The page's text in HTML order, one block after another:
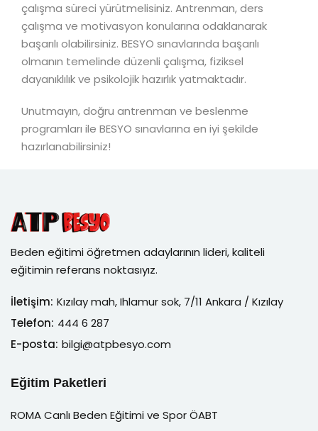
çalışma süreci yürütmelisiniz. Antrenman, ders
çalışma ve motivasyon konularına odaklanarak
başarılı olabilirsiniz. BESYO sınavlarında başarılı
olmanın temelinde düzenli çalışma, fiziksel
dayanıklılık ve psikolojik hazırlık yatmaktadır.
Unutmayın, doğru antrenman ve beslenme
programları ile BESYO sınavlarına en iyi şekilde
hazırlanabilirsiniz!
Beden eğitimi öğretmen adaylarının lideri, kaliteli
eğitimin referans noktasıyız.
İletişim: Kızılay mah, Ihlamur sok, 7/11 Ankara / Kızılay
Telefon: 444 6 287
E-posta: bilgi@atpbesyo.com
Eğitim Paketleri
ROMA Canlı Beden Eğitimi ve Spor ÖABT